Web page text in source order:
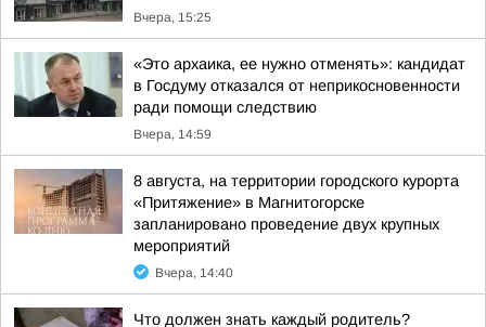
Вчера, 15:25
«Это архаика, ее нужно отменять»: кандидат
в Госдуму отказался от неприкосновенности
ради помощи следствию
Вчера, 14:59
8 августа, на территории городского курорта
«Притяжение» в Магнитогорске
запланировано проведение двух крупных
мероприятий
Вчера, 14:40
Что должен знать каждый родитель?